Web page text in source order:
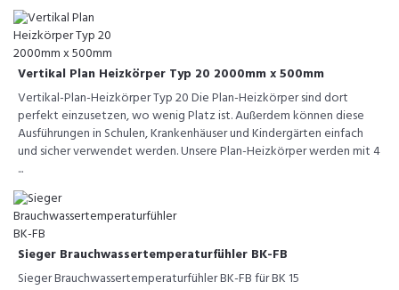
Vertikal Plan Heizkörper Typ 20 2000mm x 500mm
Vertikal-Plan-Heizkörper Typ 20 Die Plan-Heizkörper sind dort
perfekt einzusetzen, wo wenig Platz ist. Außerdem können diese
Ausführungen in Schulen, Krankenhäuser und Kindergärten einfach
und sicher verwendet werden. Unsere Plan-Heizkörper werden mit 4
...
Sieger Brauchwassertemperaturfühler BK-FB
Sieger Brauchwassertemperaturfühler BK-FB für BK 15